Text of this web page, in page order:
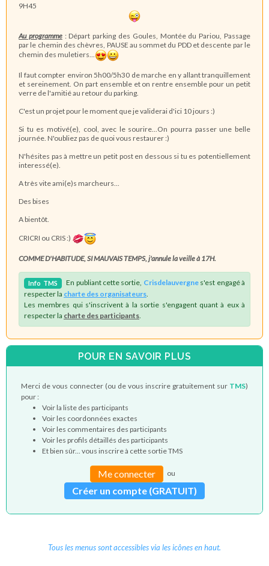
9H45
Au programme: Départ parking des Goules, Montée du Pariou, Passage
par le chemin des chèvres, PAUSE au sommet du PDD et descente par le
chemin des muletiers...
Il faut compter environ 5h00/5h30 de marche en y allant tranquillement
et sereinement. On part ensemble et on rentre ensemble pour un petit
verre de l'amitié au retour du parking.
C'est un projet pour le moment que je validerai d'ici 10 jours :)
Si tu es motivé(e), cool, avec le sourire...On pourra passer une belle
journée. N'oubliez pas de quoi vous restaurer :)
N'hésites pas à mettre un petit post en dessous si tu es potentiellement
interessé(e).
A très vite ami(e)s marcheurs...
Des bises
A bientôt.
CRICRI ou CRIS :)
COMME D'HABITUDE, SI MAUVAIS TEMPS, j'annule la veille à 17H.
Info TMS En publiant cette sortie, Crisdelauvergnes'est engagé à
respecter la charte des organisateurs
Les membres qui s'inscrivent à la sortie s'engagent quant à eux à
respecter la charte des participants
POUR EN SAVOIR PLUS
Merci de vous connecter (ou de vous inscrire gratuitement sur TMS)
pour :
Voir la liste des participants
Voir les coordonnées exactes
Voir les commentaires des participants
Voir les profils détaillés des participants
Et bien sûr... vous inscrire à cette sortie TMS
Me connecter ou
Créer un compte (GRATUIT)
Tous les menus sont accessibles via les icônes en haut.